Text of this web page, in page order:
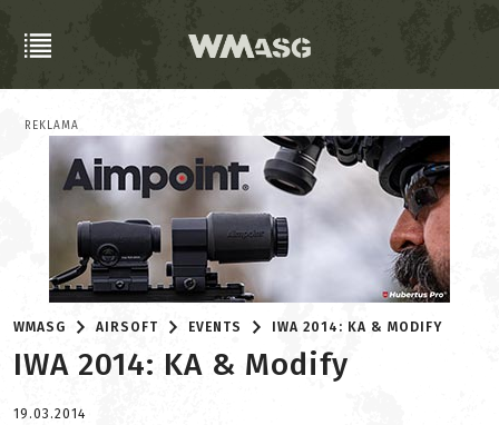
REKLAMA
WMASG AIRSOFT EVENTS IWA 2014: KA & MODIFY
IWA 2014: KA & Modify
19.03.2014